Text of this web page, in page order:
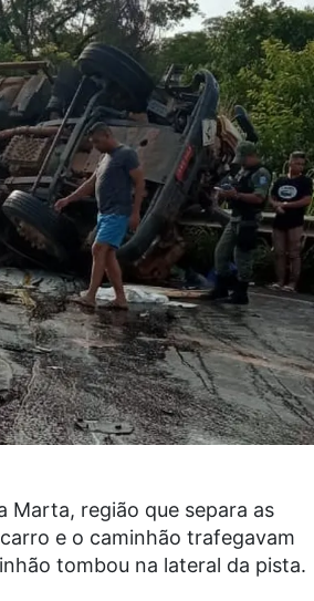
Marta, região que separa as
e o caminhão trafegavam
tombou na lateral da pista.